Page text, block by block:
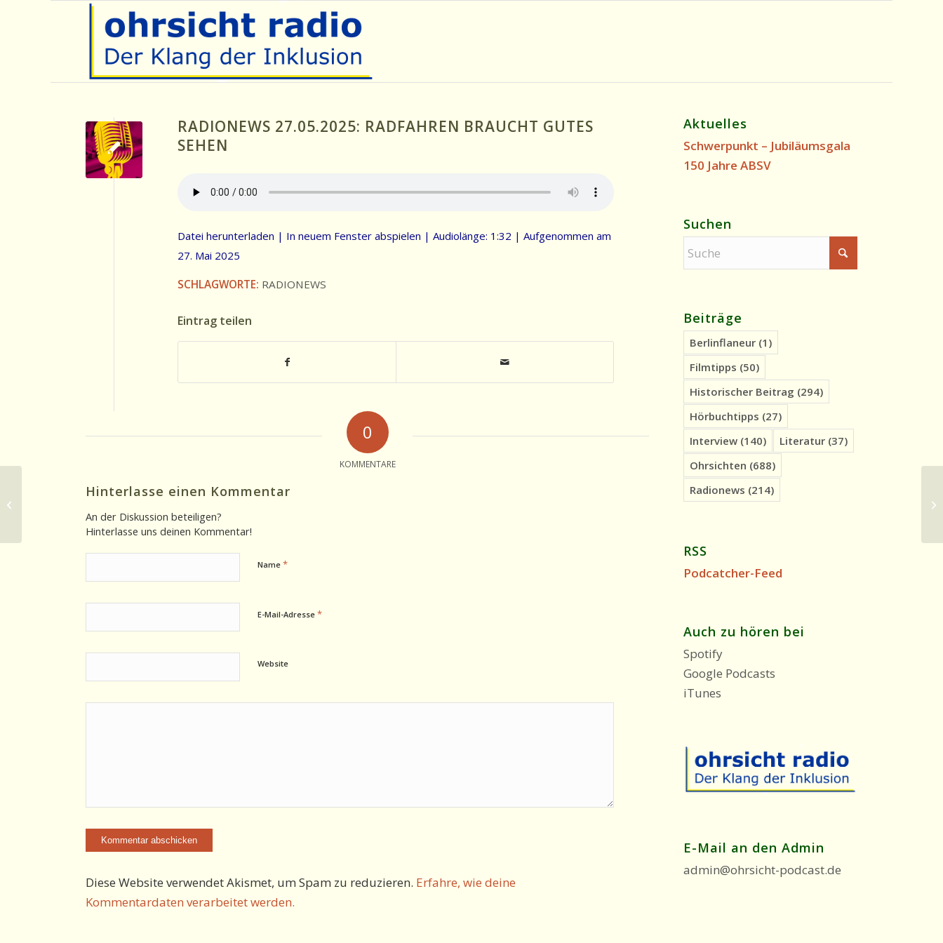
RADIONEWS 27.05.2025: RADFAHREN BRAUCHT GUTES
SEHEN
Datei herunterladen | In neuem Fenster abspielen | Audiolänge: 1:32 | Aufgenommen am
27. Mai 2025
SCHLAGWORTE: RADIONEWS
Eintrag teilen
0
KOMMENTARE
Hinterlasse einen Kommentar
An der Diskussion beteiligen?
Hinterlasse uns deinen Kommentar!
Name *
E-Mail-Adresse *
Website
Diese Website verwendet Akismet, um Spam zu reduzieren. Erfahre, wie deine
Kommentardaten verarbeitet werden.
Aktuelles
Schwerpunkt – Jubiläumsgala
150 Jahre ABSV
Suchen
Beiträge
Berlinflaneur (1)
Filmtipps (50)
Historischer Beitrag (294)
Hörbuchtipps (27)
Interview (140) Literatur (37)
Ohrsichten (688)
Radionews (214)
RSS
Podcatcher-Feed
Auch zu hören bei
Spotify
Google Podcasts
iTunes
E-Mail an den Admin
admin@ohrsicht-podcast.de
Interview 27.05.2025: Vor dem Start